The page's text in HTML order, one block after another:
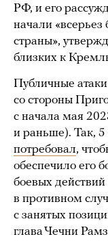
РФ, и его
начали «всерьез
страны»,
близких к
Публичные
со стороны
с начала мая
и раньше). Так,
потребовал,
обеспечило его
боевых
в противном
с занятых
глава Чечни